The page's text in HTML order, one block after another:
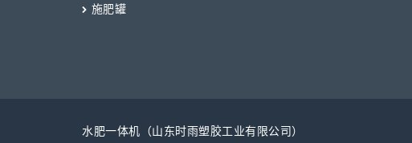
施肥罐
水肥一体机（山东时雨塑胶工业有限公司）